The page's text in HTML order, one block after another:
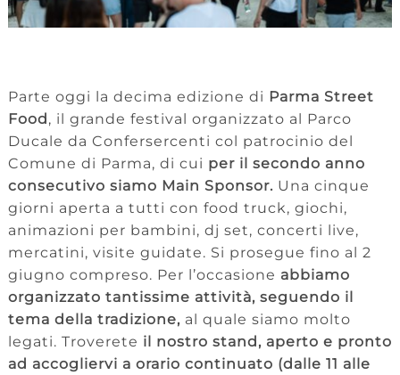
Parte oggi la decima edizione di Parma Street
Food, il grande festival organizzato al Parco
Ducale da Confersercenti col patrocinio del
Comune di Parma, di cui per il secondo anno
consecutivo siamo Main Sponsor. Una cinque
giorni aperta a tutti con food truck, giochi,
animazioni per bambini, dj set, concerti live,
mercatini, visite guidate. Si prosegue fino al 2
giugno compreso. Per l’occasione abbiamo
organizzato tantissime attività, seguendo il
tema della tradizione, al quale siamo molto
legati. Troverete il nostro stand, aperto e pronto
ad accogliervi a orario continuato (dalle 11 alle